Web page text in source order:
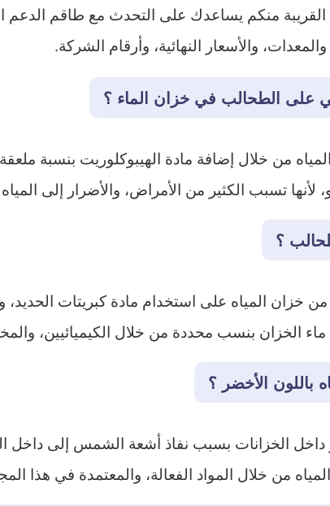
منكم يساعدك على التحدث مع طاقم
والأسعار النهائية، وأرقام الشركة.
على الطحالب في خزان الماء ؟
من خلال إضافة مادة الهيبوكلوريت بنسبة
لأنها تسبب الكثير من الأمراض، والأضرار إلى
؟
خزان المياه على استخدام مادة كبريتات
ماء الخزان بنسب محددة من خلال الكيميائيين،
باللون الأخضر ؟
داخل الخزانات بسبب نفاذ أشعة الشمس إلى داخل
من خلال المواد الفعالة، والمعتمدة في هذا